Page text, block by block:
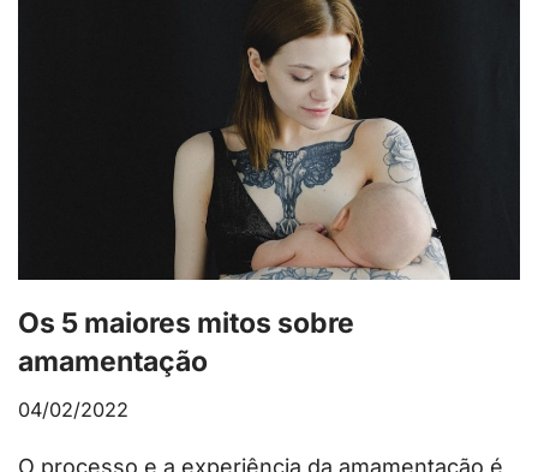
Os 5 maiores mitos sobre
amamentação
04/02/2022
O processo e a experiência da amamentação é